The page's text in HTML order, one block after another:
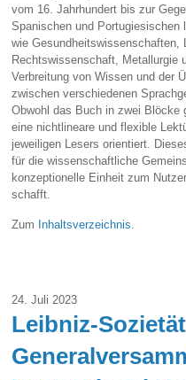
vom 16. Jahrhundert bis zur
Spanischen und
wie Gesundheitswissenschaften,
Rechtswissenschaft, Metallurgie
Verbreitung von Wissen und der
zwischen verschiedenen
Obwohl das Buch in zwei
eine nichtlineare und flexible
jeweiligen Lesers orientiert.
für die wissenschaftliche
konzeptionelle Einheit zum
schafft.
Zum Inhaltsverzeichnis.
24. Juli 2023
Leibniz-